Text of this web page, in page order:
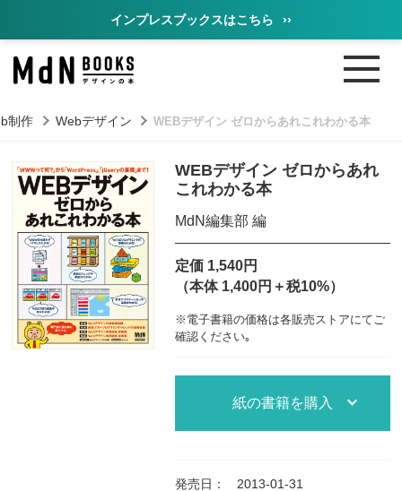
インプレスブックスはこちら ››
制作 Webデザイン WEBデザイン ゼロからあれこれわかる本
WEBデザイン ゼロからあれ
これわかる本
MdN編集部 編
定価 1,540円
（本体 1,400円＋税10%）
※電子書籍の価格は各販売ストアにてご
確認ください｡
紙の書籍を購入
発売日 ：
2013-01-31